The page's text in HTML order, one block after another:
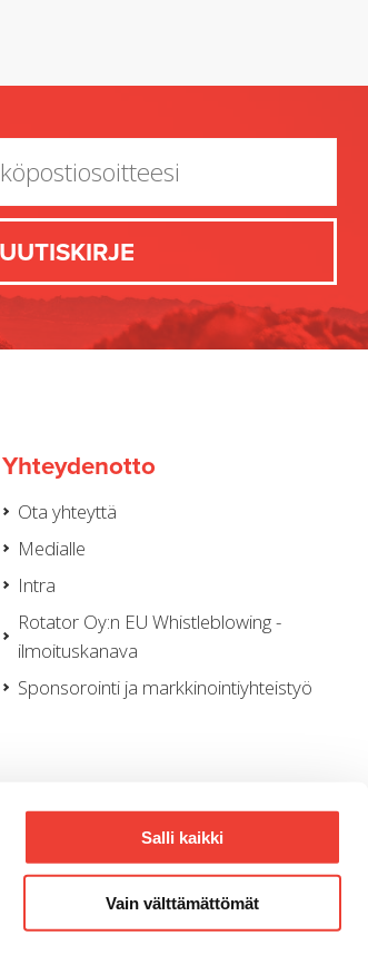
Salli kaikki
Vain välttämättömät
Yhteydenotto
Ota yhteyttä
Medialle
Intra
Rotator Oy:n EU Whistleblowing -
ilmoituskanava
Sponsorointi ja markkinointiyhteistyö